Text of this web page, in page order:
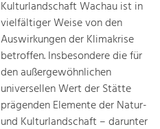
Kulturlandschaft Wachau ist in
vielfältiger Weise von den
Auswirkungen der Klimakrise
betroffen. Insbesondere die für
den außergewöhnlichen
universellen Wert der Stätte
prägenden Elemente der Natur-
und Kulturlandschaft – darunter